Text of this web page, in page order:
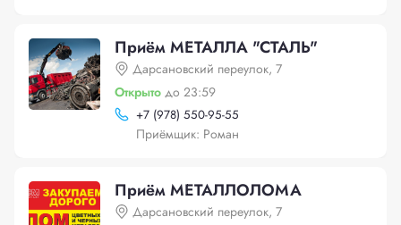
Приём МЕТАЛЛА "СТАЛЬ"
Дарсановский переулок, 7
Открыто до 23:59
+7 (978) 550-95-55
Приёмщик: Роман
Приём МЕТАЛЛОЛОМА
Дарсановский переулок, 7